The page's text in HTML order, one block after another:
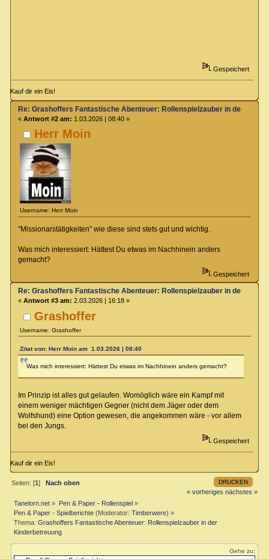
Gespeichert
Kauf dir ein Eis!
Herr Moin
Username: Herr Moin
Re: Grashoffers Fantastische Abenteuer: Rollenspielzauber in der
« Antwort #2 am: 1.03.2026 | 08:40 »
"Missionarstätigkeiten" wie diese sind stets gut und wichtig.
Was mich interessiert: Hättest Du etwas im Nachhinein anders
gemacht?
Gespeichert
Grashoffer
Username: Grashoffer
Re: Grashoffers Fantastische Abenteuer: Rollenspielzauber in der
« Antwort #3 am: 2.03.2026 | 16:18 »
Zitat von: Herr Moin am 1.03.2026 | 08:40
Was mich interessiert: Hättest Du etwas im Nachhinein anders gemacht?
Im Prinzip ist alles gut gelaufen. Womöglich wäre ein Kampf mit
einem weniger mächtigen Gegner (nicht dem Jäger oder dem
Wolfshund) eine Option gewesen, die angekommen wäre - vor allem
bei den Jungs.
Gespeichert
Kauf dir ein Eis!
DRUCKEN
Seiten: [1]Nach oben
« vorheriges nächstes »
Tanelorn.net » Pen & Paper - Rollenspiel »
Pen & Paper - Spielberichte (Moderator:Timberwere) »
Thema:Grashoffers Fantastische Abenteuer: Rollenspielzauber in der
Kinderbetreuung
Gehe zu: